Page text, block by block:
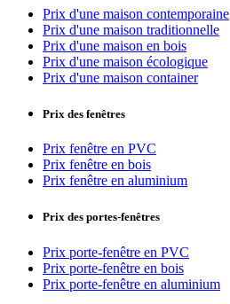
Prix d'une maison contemporaine
Prix d'une maison traditionnelle
Prix d'une maison en bois
Prix d'une maison écologique
Prix d'une maison container
Prix des fenêtres
Prix fenêtre en PVC
Prix fenêtre en bois
Prix fenêtre en aluminium
Prix des portes-fenêtres
Prix porte-fenêtre en PVC
Prix porte-fenêtre en bois
Prix porte-fenêtre en aluminium